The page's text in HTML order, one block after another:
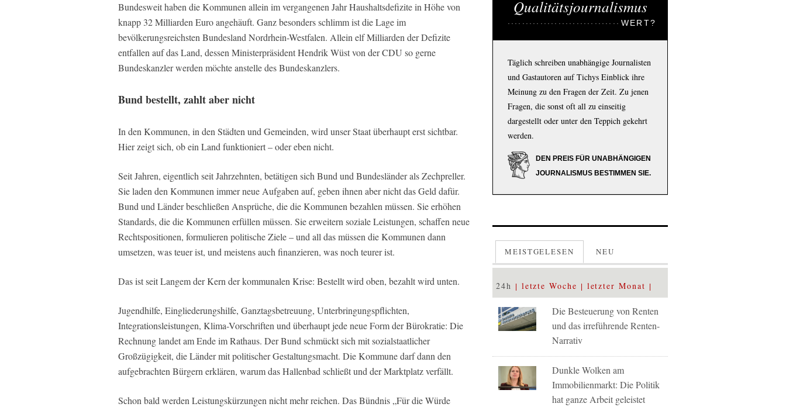
Bundesweit haben die Kommunen allein im vergangenen Jahr Haushaltsdefizite in Höhe von
knapp 32 Milliarden Euro angehäuft. Ganz besonders schlimm ist die Lage im
bevölkerungsreichsten Bundesland Nordrhein-Westfalen. Allein elf Milliarden der Defizite
entfallen auf das Land, dessen Ministerpräsident Hendrik Wüst von der CDU so gerne
Bundeskanzler werden möchte anstelle des Bundeskanzlers.
Bund bestellt, zahlt aber nicht
In den Kommunen, in den Städten und Gemeinden, wird unser Staat überhaupt erst sichtbar.
Hier zeigt sich, ob ein Land funktioniert – oder eben nicht.
Seit Jahren, eigentlich seit Jahrzehnten, betätigen sich Bund und Bundesländer als Zechpreller.
Sie laden den Kommunen immer neue Aufgaben auf, geben ihnen aber nicht das Geld dafür.
Bund und Länder beschließen Ansprüche, die die Kommunen bezahlen müssen. Sie erhöhen
Standards, die die Kommunen erfüllen müssen. Sie erweitern soziale Leistungen, schaffen neue
Rechtspositionen, formulieren politische Ziele – und all das müssen die Kommunen dann
umsetzen, was teuer ist, und meistens auch finanzieren, was noch teurer ist.
Das ist seit Langem der Kern der kommunalen Krise: Bestellt wird oben, bezahlt wird unten.
Jugendhilfe, Eingliederungshilfe, Ganztagsbetreuung, Unterbringungspflichten,
Integrationsleistungen, Klima-Vorschriften und überhaupt jede neue Form der Bürokratie: Die
Rechnung landet am Ende im Rathaus. Der Bund schmückt sich mit sozialstaatlicher
Großzügigkeit, die Länder mit politischer Gestaltungsmacht. Die Kommune darf dann den
aufgebrachten Bürgern erklären, warum das Hallenbad schließt und der Marktplatz verfällt.
Schon bald werden Leistungskürzungen nicht mehr reichen. Das Bündnis „Für die Würde
Qualitätsjournalismus
WERT?
Täglich schreiben unabhängige Journalisten
und Gastautoren auf Tichys Einblick ihre
Meinung zu den Fragen der Zeit. Zu jenen
Fragen, die sonst oft all zu einseitig
dargestellt oder unter den Teppich gekehrt
werden.
DEN PREIS FÜR UNABHÄNGIGEN
JOURNALISMUS BESTIMMEN SIE.
MEISTGELESEN NEU
24h letzte Woche letzter Monat
Die Besteuerung von Renten
und das irreführende Renten-
Narrativ
Dunkle Wolken am
Immobilienmarkt: Die Politik
hat ganze Arbeit geleistet